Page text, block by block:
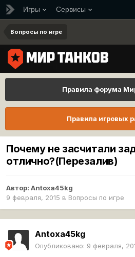
Игры Сервисы
Вопросы по игре
Правила форума
Правила игровых
Почему не засчитали
отлично?(Перезалив)
Автор: Antoxa45kg
9 февраля, 2015 в Вопросы по игре
Antoxa45kg
Опубликовано: 9 февраля,